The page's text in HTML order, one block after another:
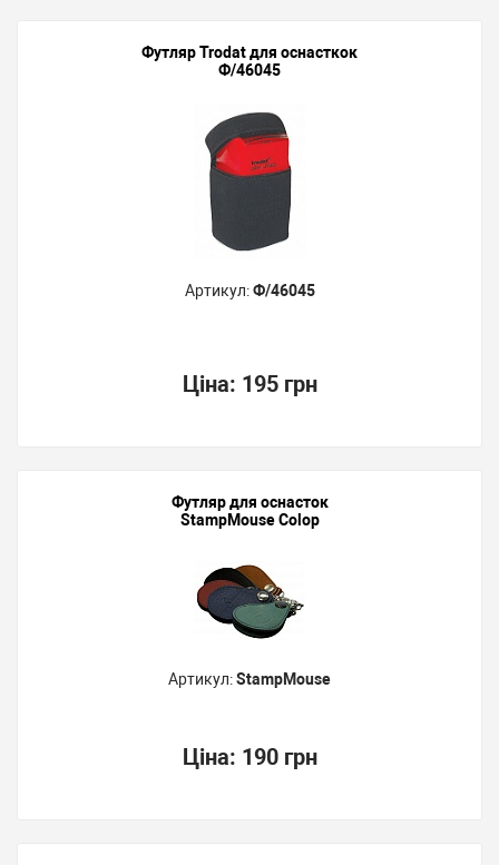
Футляр Trodat для оснасткок
Ф/46045
Артикул:Ф/46045
Ціна: 195 грн
Футляр для оснасток
StampMouse Colop
Артикул:StampMouse
Ціна: 190 грн